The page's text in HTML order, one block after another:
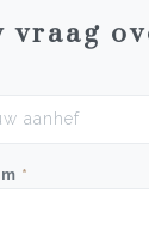
vraag
*